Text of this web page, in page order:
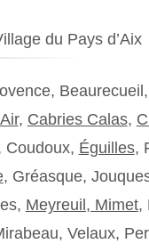
du Pays d’Aix
Beaurecueil,
, Cabries Calas,
Coudoux, Éguilles,
, Gréasque,
Meyreuil, Mimet,
Velaux,